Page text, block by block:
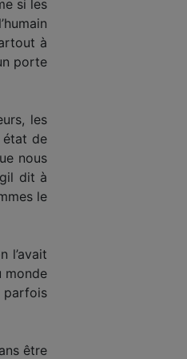
si les
à
porte
les
état de
nous
dit à
le
l’avait
monde
parfois
être